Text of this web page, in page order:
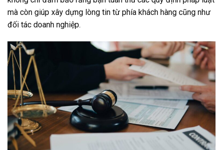
mà còn giúp xây dựng lòng tin từ phía khách hàng cũng như
đối tác doanh nghiệp.